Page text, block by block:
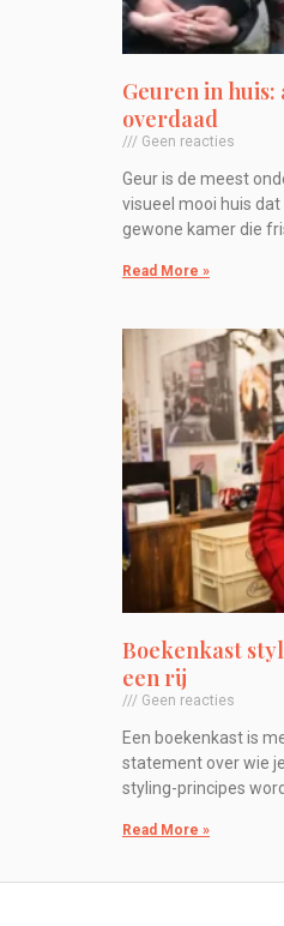
Geuren in
overdaad
Geen reacties
Geur is de meest
visueel mooi huis
gewone kamer die
Read More »
Boekenkast
een rij
Geen reacties
Een boekenkast is
statement over wie
styling-principes
Read More »